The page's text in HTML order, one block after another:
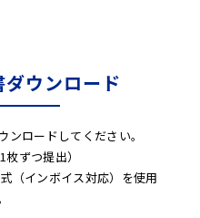
ウンロード
ロードしてください。
ずつ提出）
（インボイス対応）を使用